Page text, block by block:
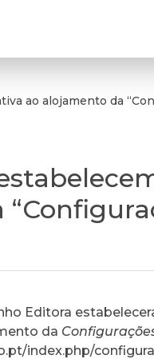
ao alojamento da
Editora
da
index.php/